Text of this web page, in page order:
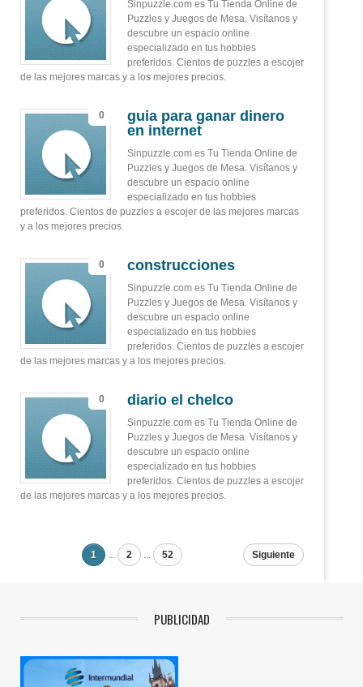
Sinpuzzle.com es Tu Tienda Online de
Puzzles y Juegos de Mesa. Visítanos y
descubre un espacio online
especializado en tus hobbies
preferidos. Cientos de puzzles a escojer
de las mejores marcas y a los mejores precios.
0
guia para ganar dinero
en internet
Sinpuzzle.com es Tu Tienda Online de
Puzzles y Juegos de Mesa. Visítanos y
descubre un espacio online
especializado en tus hobbies
preferidos. Cientos de puzzles a escojer de las mejores marcas
y a los mejores precios.
0 construcciones
Sinpuzzle.com es Tu Tienda Online de
Puzzles y Juegos de Mesa. Visítanos y
descubre un espacio online
especializado en tus hobbies
preferidos. Cientos de puzzles a escojer
de las mejores marcas y a los mejores precios.
0 diario el chelco
Sinpuzzle.com es Tu Tienda Online de
Puzzles y Juegos de Mesa. Visítanos y
descubre un espacio online
especializado en tus hobbies
preferidos. Cientos de puzzles a escojer
de las mejores marcas y a los mejores precios.
1 ... 2 ... 52 Siguiente
PUBLICIDAD